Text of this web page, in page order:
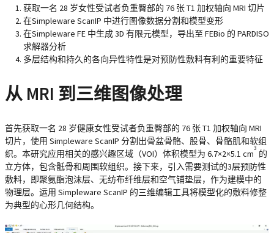
获取一名 28 岁女性受试者负重臀部的 76 张 T1 加权轴向 MRI 切片
在Simpleware ScanIP 中进行图像数据分割和模型变形
在Simpleware FE 中生成 3D 有限元模型，导出至 FEBio 的 PARDISO
求解器分析
多层结构和持久的各向异性特性是对预防性敷料有利的重要特征
从 MRI 到三维图像处理
首先获取一名 28 岁健康女性受试者负重臀部的 76 张 T1 加权轴向 MRI
切片，使用 Simpleware ScanIP 分割出骨盆骨骼、股骨、骨骼肌和软组
织。本研究应用相关的感兴趣区域（VOI）体积模型为 6.7×2×5.1 cm
3
的
立方体，包含骶骨和周围软组织。接下来，引入需要测试的3层预防性
敷料，即聚氨酯泡沫层、无纺布纤维层和空气铺垫层，作为建模中的
物理层。运用 Simpleware ScanIP 的三维编辑工具将模型化的敷料修整
为典型的心形几何结构。